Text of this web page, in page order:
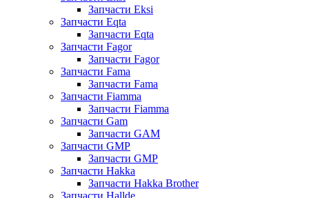
Запчасти Eksi
Запчасти Eqta
Запчасти Eqta
Запчасти Fagor
Запчасти Fagor
Запчасти Fama
Запчасти Fama
Запчасти Fiamma
Запчасти Fiamma
Запчасти Gam
Запчасти GAM
Запчасти GMP
Запчасти GMP
Запчасти Hakka
Запчасти Hakka Brother
Запчасти Hallde